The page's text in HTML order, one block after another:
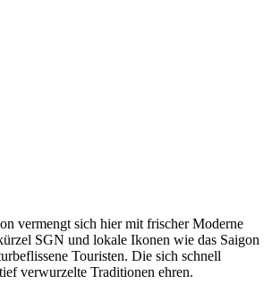
vermengt sich hier mit frischer Moderne
SGN und lokale Ikonen wie das Saigon
Touristen. Die sich schnell
verwurzelte Traditionen ehren.